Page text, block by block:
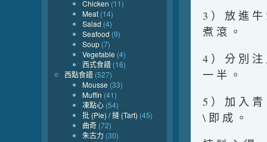
3 ） 放 進
煮 滾 。
4 ） 分 別
一 半 。
5 ） 加 入 青
\ 即 成 。
Chicken (11)
Meat (14)
Salad (4)
Seafood (9)
Soup (7)
Vegetable (4)
西式食譜 (16)
西點食譜 (527)
Mousse (33)
Muffin (41)
凍點心 (54)
批 (Pie) / 撻 (Tart) (45)
曲奇 (72)
朱古力 (30)